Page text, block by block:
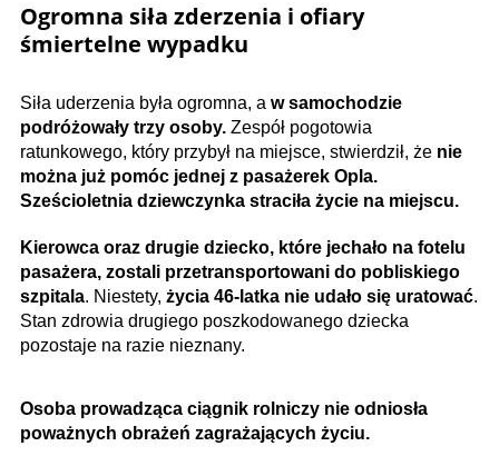
Ogromna siła zderzenia i ofiary
śmiertelne wypadku
Siła uderzenia była ogromna, a w samochodzie
podróżowały trzy osoby. Zespół pogotowia
ratunkowego, który przybył na miejsce, stwierdził, że nie
można już pomóc jednej z pasażerek Opla.
Sześcioletnia dziewczynka straciła życie na miejscu.
Kierowca oraz drugie dziecko, które jechało na fotelu
pasażera, zostali przetransportowani do pobliskiego
szpitala. Niestety, życia 46-latka nie udało się uratować.
Stan zdrowia drugiego poszkodowanego dziecka
pozostaje na razie nieznany.
Osoba prowadząca ciągnik rolniczy nie odniosła
poważnych obrażeń zagrażających życiu.